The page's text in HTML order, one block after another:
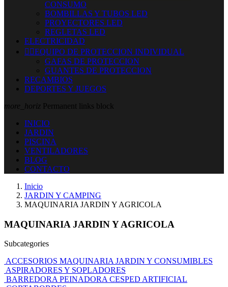
CONSUMO
BOMBILLAS Y TUBOS LED
PROYECTORES LED
REGLETAS LED
ELECTRICIDAD
 EQUIPO DE PROTECCION INDIVIDUAL
GAFAS DE PROTECCION
GUANTES DE PROTECCION
RECAMBIOS
DEPORTES Y JUEGOS
more_horiz Permanent links block
INICIO
JARDIN
PISCINA
VENTILADORES
BLOG
CONTACTO
Inicio
JARDIN Y CAMPING
MAQUINARIA JARDIN Y AGRICOLA
MAQUINARIA JARDIN Y AGRICOLA
Subcategories
ACCESORIOS MAQUINARIA JARDIN Y CONSUMIBLES
ASPIRADORES Y SOPLADORES
BARREDORA PEINADORA CESPED ARTIFICIAL